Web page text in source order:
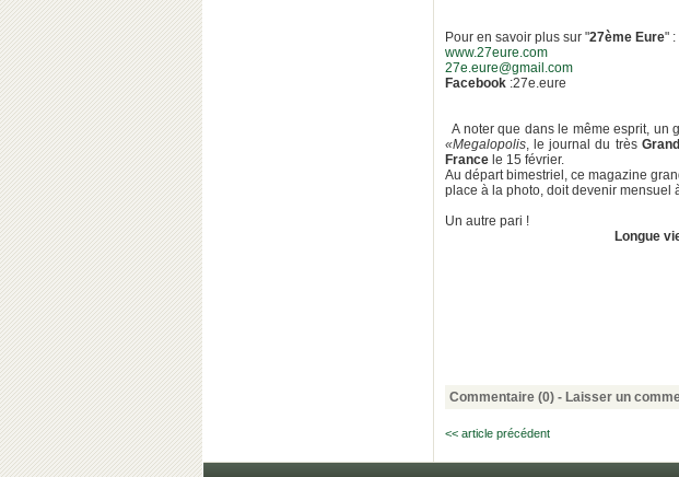
Pour en savoir plus sur "27ème Eure" :
www.27eure.com
27e.eure@gmail.com
Facebook :27e.eure
A noter que dans le même esprit, un
«Megalopolis, le journal du très
France le 15 février.
Au départ bimestriel, ce magazine
place à la photo, doit devenir mensuel
Un autre pari !
Longue
Commentaire (0) - Laisser un
<< article précédent